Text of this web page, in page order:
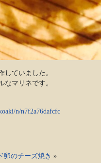
していました。
マリネです。
n/n7f2a76dafcfc
卵のチーズ焼き »